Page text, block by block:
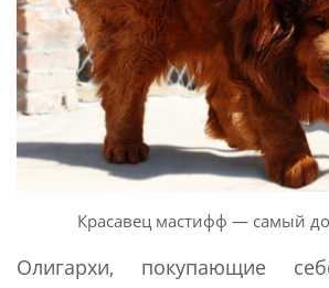
Красавец мастифф — самый
Олигархи, покупающие